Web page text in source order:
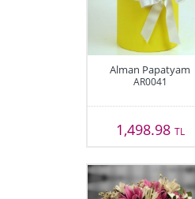
Alman Papatyam
AR0041
1,498.98 TL